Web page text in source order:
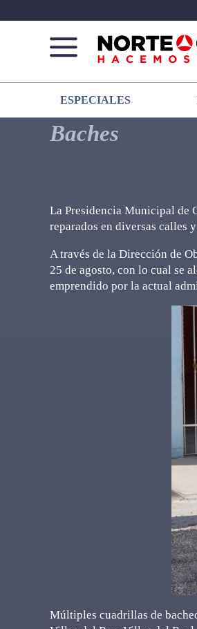
Norte
De
Chihuahua
Más
que
noticias,
hacemos periodismo
ESPECIALES
Baches
La Presidencia Municipal de
reparados en diversas calles
A través de la Dirección de
25 de agosto, con lo cual se
emprendido por la actual
Múltiples cuadrillas de